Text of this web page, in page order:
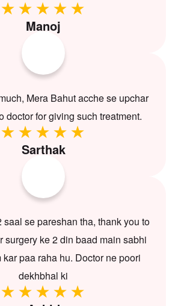
Manoj
Mera Bahut acche se upchar
doctor for giving such treatment.
Sarthak
saal se pareshan tha, thank you to
surgery ke 2 din baad main sabhi
kar paa raha hu. Doctor ne poori
dekhbhal ki